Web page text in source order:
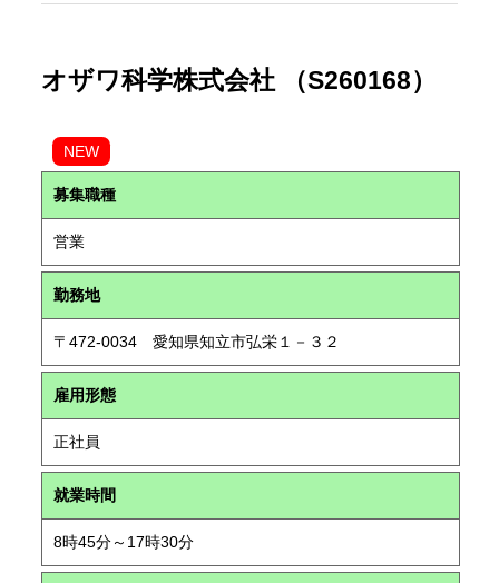
オザワ科学株式会社 （S260168）
NEW
募集職種
営業
勤務地
〒472-0034 愛知県知立市弘栄１－３２
雇用形態
正社員
就業時間
8時45分～17時30分